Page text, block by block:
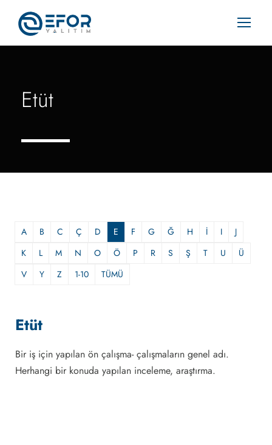
Etüt
A B C Ç D E F G Ğ H İ I
J
K
L M N O Ö P R S Ş T U
Ü
V
Y Z 1-10 TÜMÜ
Etüt
Bir iş için yapılan ön çalışma- çalışmaların genel adı.
Herhangi bir konuda yapılan inceleme, araştırma.